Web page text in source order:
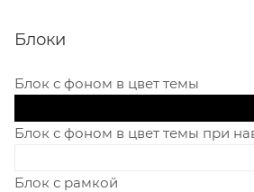
Блоки
Блок с фоном в цвет темы
Блок с фоном в цвет темы при
Блок с рамкой